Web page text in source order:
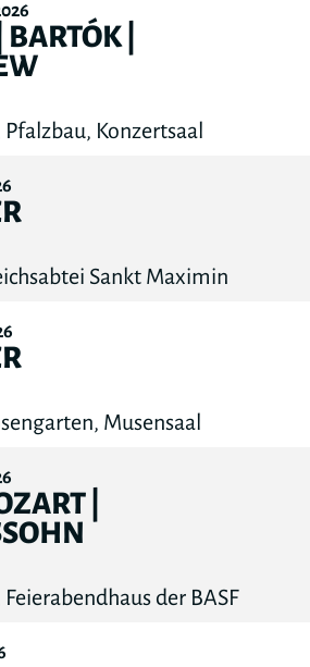
|
Konzertsaal
Sankt Maximin
Musensaal
|
der BASF